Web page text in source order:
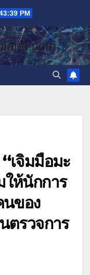
PM
เจิมมือมะ
ห้นักการ
นของ
ตรวจการ